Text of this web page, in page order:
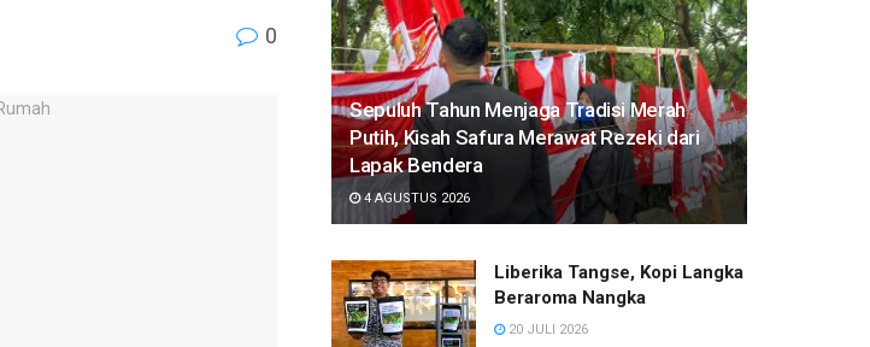
0
Sepuluh Tahun Menjaga Tradisi Merah
Putih, Kisah Safura Merawat Rezeki dari
Lapak Bendera
4 AGUSTUS 2026
Liberika Tangse, Kopi Langka
Beraroma Nangka
20 JULI 2026